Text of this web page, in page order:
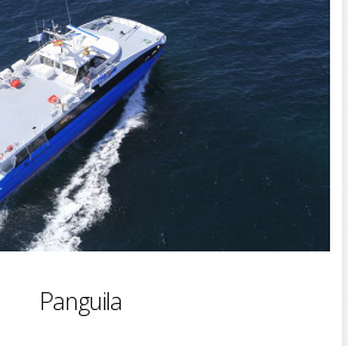
Panguila